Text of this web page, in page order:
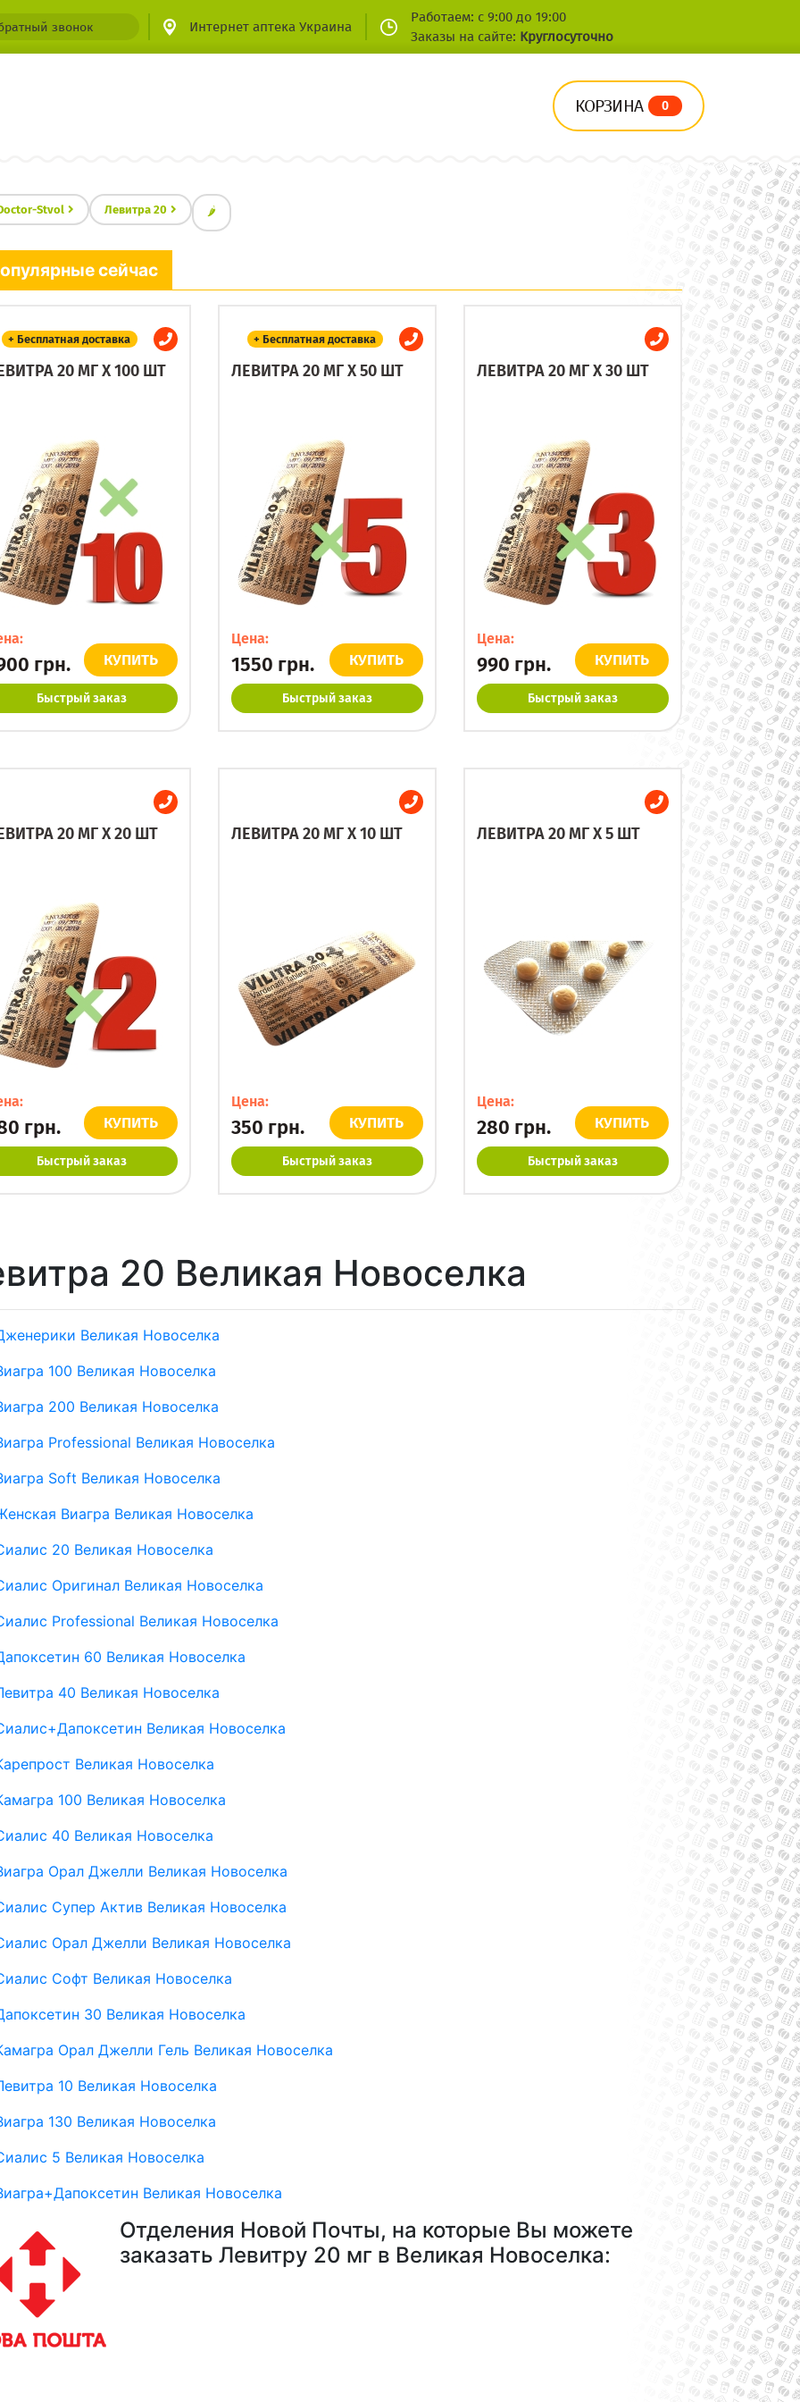
звонок Интернет аптека Украина
Работаем: с 9:00 до 19:00
Заказы на сайте: Круглосуточно
КОРЗИНА 0
Stvol Левитра 20 🌶
сейчас
+ Бесплатная доставка
20 МГ X 100 ШТ
грн. КУПИТЬ
Быстрый заказ
+ Бесплатная доставка
ЛЕВИТРА 20 МГ X 50 ШТ
Цена:
1550 грн. КУПИТЬ
Быстрый заказ
ЛЕВИТРА 20 МГ X 30 ШТ
Цена:
990 грн. КУПИТЬ
Быстрый заказ
20 МГ X 20 ШТ
грн. КУПИТЬ
Быстрый заказ
ЛЕВИТРА 20 МГ X 10 ШТ
Цена:
350 грн. КУПИТЬ
Быстрый заказ
ЛЕВИТРА 20 МГ X 5 ШТ
Цена:
280 грн. КУПИТЬ
Быстрый заказ
20 Великая Новоселка
Великая Новоселка
100 Великая Новоселка
200 Великая Новоселка
Professional Великая Новоселка
Soft Великая Новоселка
Виагра Великая Новоселка
20 Великая Новоселка
Оригинал Великая Новоселка
Professional Великая Новоселка
60 Великая Новоселка
40 Великая Новоселка
Великая Новоселка
Великая Новоселка
100 Великая Новоселка
40 Великая Новоселка
Орал Джелли Великая Новоселка
Супер Актив Великая Новоселка
Орал Джелли Великая Новоселка
Софт Великая Новоселка
30 Великая Новоселка
Орал Джелли Гель Великая Новоселка
10 Великая Новоселка
130 Великая Новоселка
5 Великая Новоселка
Великая Новоселка
Отделения Новой Почты, на которые Вы можете
заказать Левитру 20 мг в Великая Новоселка: